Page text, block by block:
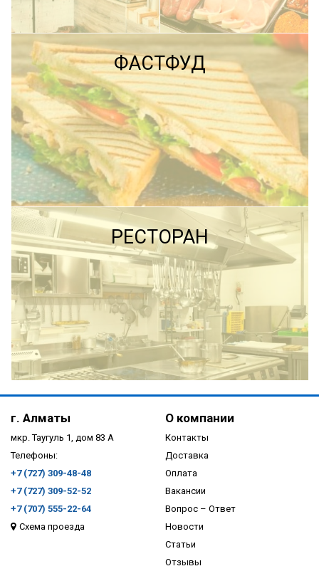
ПОДРОБНЕЕ
ПОДРОБНЕЕ ПОДРОБНЕЕ
ФАСТФУД
ПОДРОБНЕЕ
РЕСТОРАН
ПОДРОБНЕЕ
г. Алматы
мкр. Таугуль 1, дом 83 А
Телефоны:
+7 (727) 309-48-48
+7 (727) 309-52-52
+7 (707) 555-22-64
Схема проезда
О компании
Контакты
Доставка
Оплата
Вакансии
Вопрос – Ответ
Новости
Статьи
Отзывы